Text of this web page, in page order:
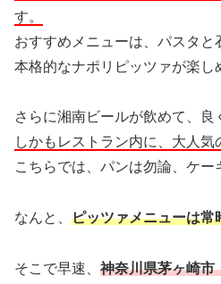
す。
おすすめメニューは、パスタと
本格的なナポリピッツァが楽し
さらに湘南ビールが飲めて、良
しかもレストラン内に、大人気
こちらでは、パンは勿論、ケー
なんと、 ピッツァメニューは常
そこで早速、 神奈川県茅ヶ崎市